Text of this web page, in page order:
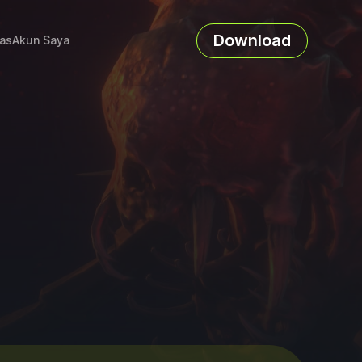
Akun Saya Download